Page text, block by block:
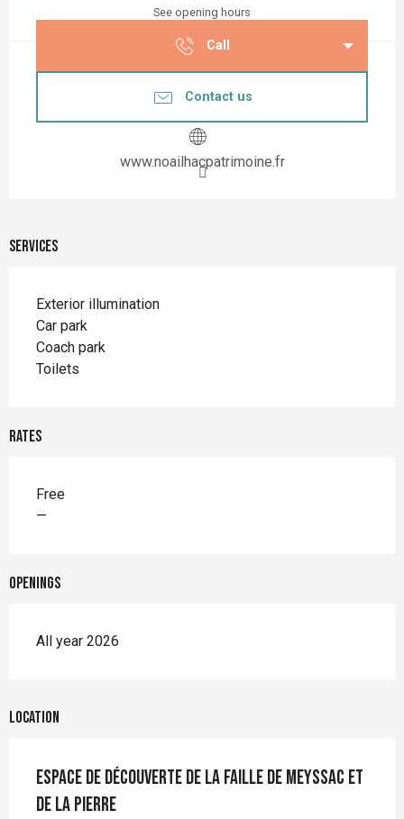
See opening hours
Call
Contact us
www.noailhacpatrimoine.fr
Services
Exterior illumination
Car park
Coach park
Toilets
Rates
Rates 2026
Free
—
Openings
All year 2026
Location
Espace de Découverte de la Faille de Meyssac et
de la Pierre